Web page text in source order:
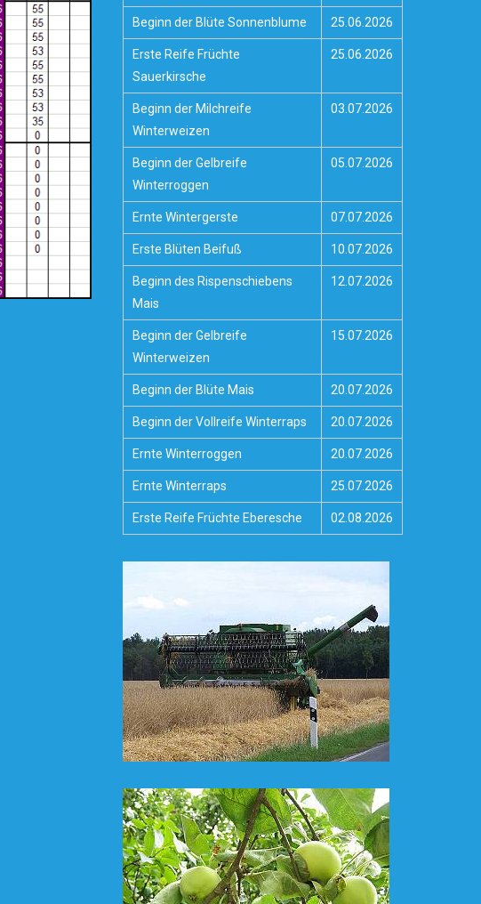
Beginn der Blüte Sonnenblume 25.06.2026
Erste Reife Früchte
Sauerkirsche
25.06.2026
Beginn der Milchreife
Winterweizen
03.07.2026
Beginn der Gelbreife
Winterroggen
05.07.2026
Ernte Wintergerste 07.07.2026
Erste Blüten Beifuß 10.07.2026
Beginn des Rispenschiebens
Mais
12.07.2026
Beginn der Gelbreife
Winterweizen
15.07.2026
Beginn der Blüte Mais 20.07.2026
Beginn der Vollreife Winterraps 20.07.2026
Ernte Winterroggen 20.07.2026
Ernte Winterraps 25.07.2026
Erste Reife Früchte Eberesche 02.08.2026